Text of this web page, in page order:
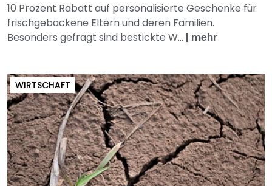
10 Prozent Rabatt auf personalisierte Geschenke für
frischgebackene Eltern und deren Familien.
Besonders gefragt sind bestickte W... | mehr
WIRTSCHAFT